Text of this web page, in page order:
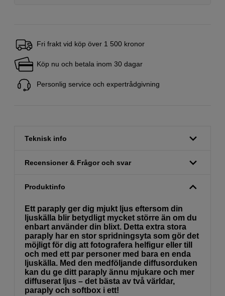
Fri frakt vid köp över 1 500 kronor
Köp nu och betala inom 30 dagar
Personlig service och expertrådgivning
Teknisk info
Recensioner & Frågor och svar
Produktinfo
Ett paraply ger dig mjukt ljus eftersom din
ljuskälla blir betydligt mycket större än om du
enbart använder din blixt. Detta extra stora
paraply har en stor spridningsyta som gör det
möjligt för dig att fotografera helfigur eller till
och med ett par personer med bara en enda
ljuskälla. Med den medföljande diffusorduken
kan du ge ditt paraply ännu mjukare och mer
diffuserat ljus – det bästa av två världar,
paraply och softbox i ett!